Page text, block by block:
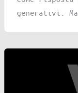
generativi. Ma